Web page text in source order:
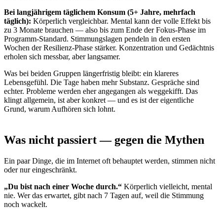
Bei langjährigem täglichem Konsum (5+ Jahre, mehrfach
täglich): Körperlich vergleichbar. Mental kann der volle Effekt bis
zu 3 Monate brauchen — also bis zum Ende der Fokus-Phase im
Programm-Standard. Stimmungslagen pendeln in den ersten
Wochen der Resilienz-Phase stärker. Konzentration und Gedächtnis
erholen sich messbar, aber langsamer.
Was bei beiden Gruppen längerfristig bleibt: ein klareres
Lebensgefühl. Die Tage haben mehr Substanz. Gespräche sind
echter. Probleme werden eher angegangen als weggekifft. Das
klingt allgemein, ist aber konkret — und es ist der eigentliche
Grund, warum Aufhören sich lohnt.
Was nicht passiert — gegen die Mythen
Ein paar Dinge, die im Internet oft behauptet werden, stimmen nicht
oder nur eingeschränkt.
„Du bist nach einer Woche durch.“ Körperlich vielleicht, mental
nie. Wer das erwartet, gibt nach 7 Tagen auf, weil die Stimmung
noch wackelt.